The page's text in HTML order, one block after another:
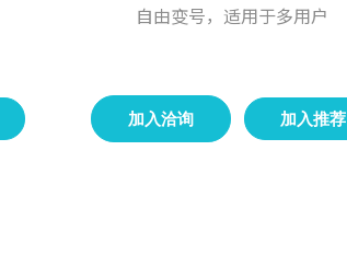
自由变号，适用于多用户
加入洽询 加入推荐